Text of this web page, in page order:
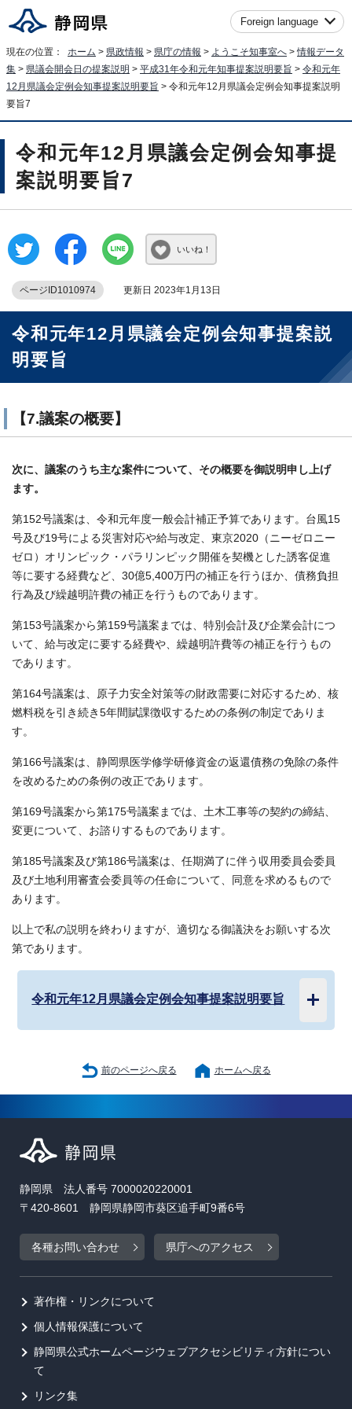
Foreign language
現在の位置： ホーム > 県政情報 > 県庁の情報 > ようこそ知事室へ >情報データ
集 > 県議会開会日の提案説明 > 平成31年令和元年知事提案説明要旨 > 令和元年
12月県議会定例会知事提案説明要旨 > 令和元年12月県議会定例会知事提案説明
要旨7
令和元年12月県議会定例会知事提
案説明要旨7
いいね！
ページID1010974 更新日 2023年1月13日
令和元年12月県議会定例会知事提案説
明要旨
【7.議案の概要】
次に、議案のうち主な案件について、その概要を御説明申し上げ
ます。
第152号議案は、令和元年度一般会計補正予算であります。台風15
号及び19号による災害対応や給与改定、東京2020（ニーゼロニー
ゼロ）オリンピック・パラリンピック開催を契機とした誘客促進
等に要する経費など、30億5,400万円の補正を行うほか、債務負担
行為及び繰越明許費の補正を行うものであります。
第153号議案から第159号議案までは、特別会計及び企業会計につ
いて、給与改定に要する経費や、繰越明許費等の補正を行うもの
であります。
第164号議案は、原子力安全対策等の財政需要に対応するため、核
燃料税を引き続き5年間賦課徴収するための条例の制定でありま
す。
第166号議案は、静岡県医学修学研修資金の返還債務の免除の条件
を改めるための条例の改正であります。
第169号議案から第175号議案までは、土木工事等の契約の締結、
変更について、お諮りするものであります。
第185号議案及び第186号議案は、任期満了に伴う収用委員会委員
及び土地利用審査会委員等の任命について、同意を求めるもので
あります。
以上で私の説明を終わりますが、適切なる御議決をお願いする次
第であります。
令和元年12月県議会定例会知事提案説明要旨
前のページへ戻る ホームへ戻る
静岡県 法人番号 7000020220001
〒420-8601 静岡県静岡市葵区追手町9番6号
各種お問い合わせ 県庁へのアクセス
著作権・リンクについて
個人情報保護について
静岡県公式ホームページウェブアクセシビリティ方針につい
て
リンク集